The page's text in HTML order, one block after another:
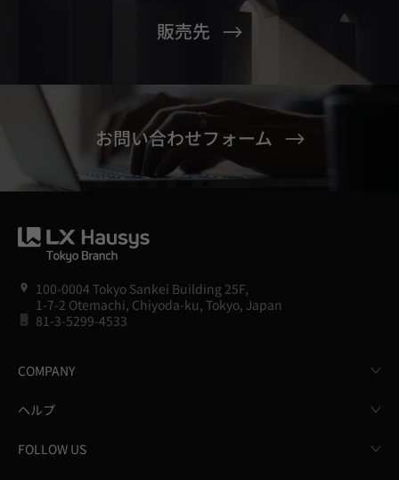
販売先
お問い合わせフォーム
100-0004 Tokyo Sankei Building 25F,
1-7-2 Otemachi, Chiyoda-ku, Tokyo, Japan
81-3-5299-4533
COMPANY
ヘルプ
FOLLOW US